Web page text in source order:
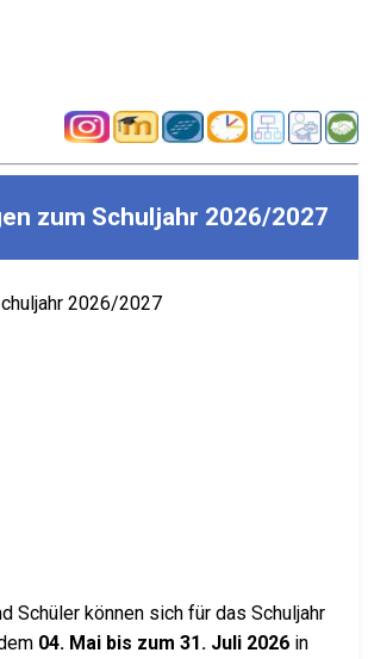
zum Schuljahr 2026/2027
Schüler können sich für das Schuljahr
04. Mai bis zum 31. Juli 2026 in